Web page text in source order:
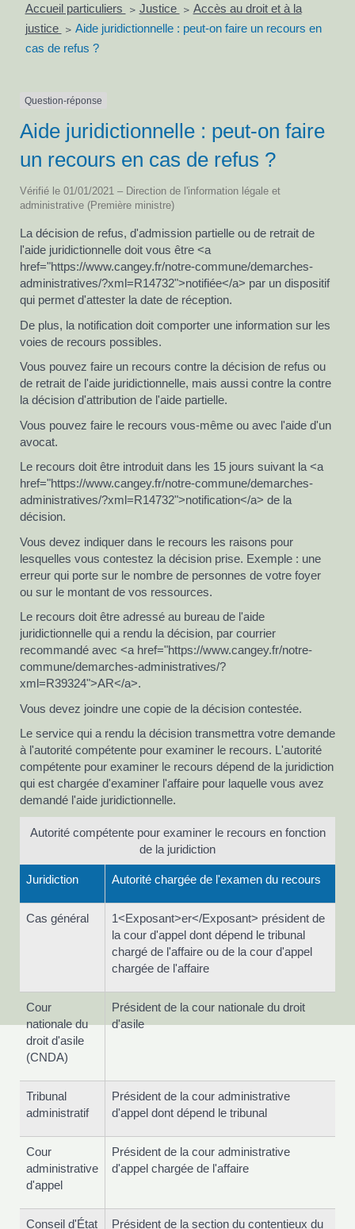
Accueil particuliers > Justice > Accès au droit et à la
justice
> Aide juridictionnelle : peut-on faire un recours en
cas de refus ?
Question-réponse
Aide juridictionnelle : peut-on faire
un recours en cas de refus ?
Vérifié le 01/01/2021 – Direction de l'information légale et
administrative (Première ministre)
La décision de refus, d'admission partielle ou de retrait de
l'aide juridictionnelle doit vous être <a
href="https://www.cangey.fr/notre-commune/demarches-
administratives/?xml=R14732">notifiée</a> par un dispositif
qui permet d'attester la date de réception.
De plus, la notification doit comporter une information sur les
voies de recours possibles.
Vous pouvez faire un recours contre la décision de refus ou
de retrait de l'aide juridictionnelle, mais aussi contre la contre
la décision d'attribution de l'aide partielle.
Vous pouvez faire le recours vous-même ou avec l'aide d'un
avocat.
Le recours doit être introduit dans les 15 jours suivant la <a
href="https://www.cangey.fr/notre-commune/demarches-
administratives/?xml=R14732">notification</a> de la
décision.
Vous devez indiquer dans le recours les raisons pour
lesquelles vous contestez la décision prise. Exemple : une
erreur qui porte sur le nombre de personnes de votre foyer
ou sur le montant de vos ressources.
Le recours doit être adressé au bureau de l'aide
juridictionnelle qui a rendu la décision, par courrier
recommandé avec <a href="https://www.cangey.fr/notre-
commune/demarches-administratives/?
xml=R39324">AR</a>.
Vous devez joindre une copie de la décision contestée.
Le service qui a rendu la décision transmettra votre demande
à l'autorité compétente pour examiner le recours. L'autorité
compétente pour examiner le recours dépend de la juridiction
qui est chargée d'examiner l'affaire pour laquelle vous avez
demandé l'aide juridictionnelle.
Autorité compétente pour examiner le recours en fonction
de la juridiction
Juridiction Autorité chargée de l'examen du recours
Cas général
1<Exposant>er</Exposant> président de
la cour d'appel dont dépend le tribunal
chargé de l'affaire ou de la cour d'appel
chargée de l'affaire
Cour
nationale du
droit d'asile
(CNDA)
Président de la cour nationale du droit
d'asile
Tribunal
administratif
Président de la cour administrative
d'appel dont dépend le tribunal
Cour
administrative
d'appel
Président de la cour administrative
d'appel chargée de l'affaire
Conseil d'État Président de la section du contentieux du